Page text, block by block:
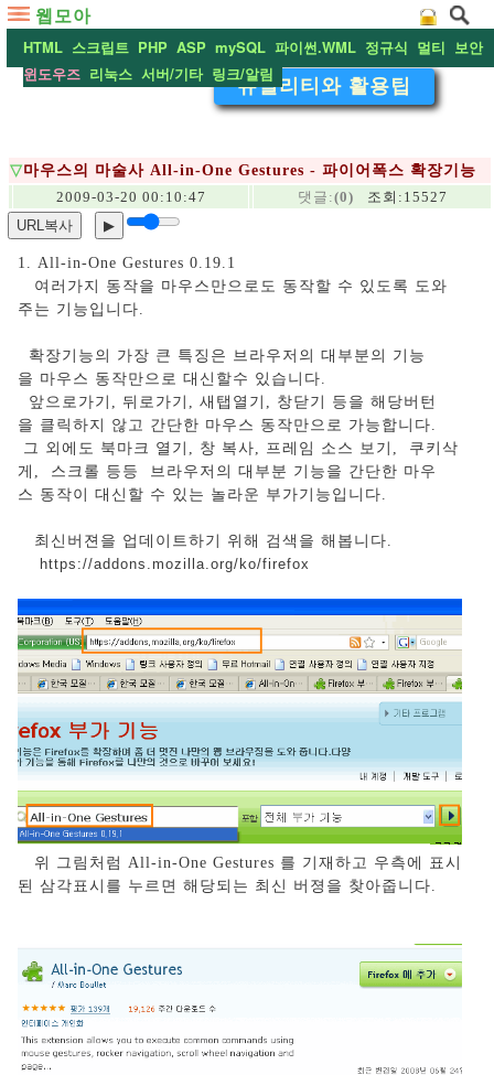
웹모아
HTML 스크립트 PHP ASP mySQL 파이썬.WML 정규식 멀티 보안
윈도우즈 리눅스 서버/기타 링크/알림
유틸리티와 활용팁
▽마우스의 마술사 All-in-One Gestures - 파이어폭스 확장기능
2009-03-20 00:10:47
댓글:(0)
조회:15527
URL복사
▶
1. All-in-One Gestures 0.19.1
여러가지 동작을 마우스만으로도 동작할 수 있도록 도와
주는 기능입니다.
확장기능의 가장 큰 특징은 브라우저의 대부분의 기능
을 마우스 동작만으로 대신할수 있습니다.
앞으로가기, 뒤로가기, 새탭열기, 창닫기 등을 해당버턴
을 클릭하지 않고 간단한 마우스 동작만으로 가능합니다.
그 외에도 북마크 열기, 창 복사, 프레임 소스 보기, 쿠키삭
게, 스크롤 등등 브라우저의 대부분 기능을 간단한 마우
스 동작이 대신할 수 있는 놀라운 부가기능입니다.
최신버젼을 업데이트하기 위해 검색을 해봅니다.
https://addons.mozilla.org/ko/firefox
위 그림처럼 All-in-One Gestures 를 기재하고 우측에 표시
된 삼각표시를 누르면 해당되는 최신 버졍을 찾아줍니다.